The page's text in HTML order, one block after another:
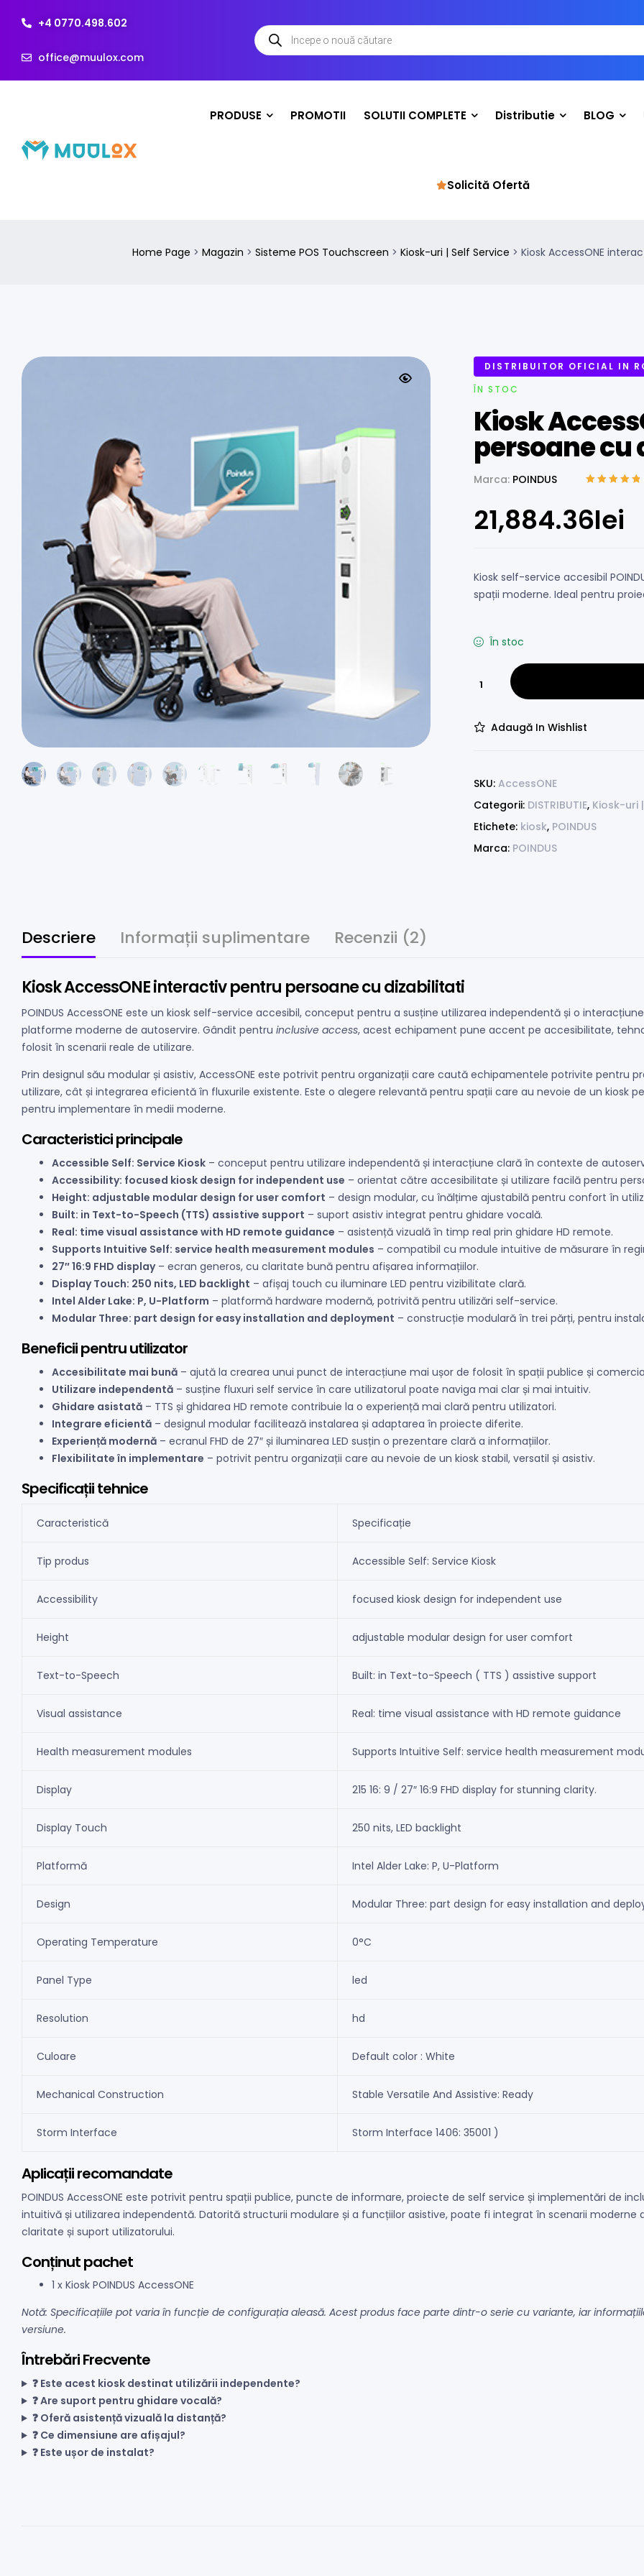
+4 0770.498.602
office@muulox.com
PRODUSE PROMOTII SOLUTII COMPLETE Distributie BLOG
Solicită Ofertă
Home Page > Magazin > Sisteme POS Touchscreen > Kiosk-uri | Self Service > Kiosk AccessONE
DISTRIBUITOR OFICIAL IN
ÎN STOC
Kiosk
persoane cu
Marca: POINDUS
unei singure
21,884.36lei
Kiosk self-service accesibil
spații moderne. Ideal pentru
În stoc
Adaugă In Wishlist
SKU:AccessONE
Categorii: DISTRIBUTIE, Kiosk-uri
Etichete: kiosk, POINDUS
Marca: POINDUS
Descriere Informații suplimentare Recenzii (2)
Kiosk AccessONE interactiv pentru persoane cu dizabilitati
POINDUS AccessONE este un kiosk self-service accesibil, conceput pentru a susține utilizarea independentă și o
platforme moderne de autoservire. Gândit pentru inclusive access, acest echipament pune accent pe accesibilitate,
folosit în scenarii reale de utilizare.
Prin designul său modular și asistiv, AccessONE este potrivit pentru organizații care caută echipamentele potrivite pentru
utilizare, cât și integrarea eficientă în fluxurile existente. Este o alegere relevantă pentru spații care au nevoie de un kiosk
pentru implementare în medii moderne.
Caracteristici principale
Accessible Self: Service Kiosk – conceput pentru utilizare independentă și interacțiune clară în contexte de
Accessibility: focused kiosk design for independent use – orientat către accesibilitate și utilizare facilă pentru
Height: adjustable modular design for user comfort – design modular, cu înălțime ajustabilă pentru confort în
Built: in Text-to-Speech (TTS) assistive support – suport asistiv integrat pentru ghidare vocală.
Real: time visual assistance with HD remote guidance – asistență vizuală în timp real prin ghidare HD remote.
Supports Intuitive Self: service health measurement modules – compatibil cu module intuitive de măsurare în
27″ 16:9 FHD display– ecran generos, cu claritate bună pentru afișarea informațiilor.
Display Touch: 250 nits, LED backlight – afișaj touch cu iluminare LED pentru vizibilitate clară.
Intel Alder Lake: P, U-Platform – platformă hardware modernă, potrivită pentru utilizări self-service.
Modular Three: part design for easy installation and deployment – construcție modulară în trei părți, pentru
Beneficii pentru utilizator
Accesibilitate mai bună – ajută la crearea unui punct de interacțiune mai ușor de folosit în spații publice și
Utilizare independentă – susține fluxuri self service în care utilizatorul poate naviga mai clar și mai intuitiv.
Ghidare asistată – TTS și ghidarea HD remote contribuie la o experiență mai clară pentru utilizatori.
Integrare eficientă – designul modular facilitează instalarea și adaptarea în proiecte diferite.
Experiență modernă – ecranul FHD de 27″ și iluminarea LED susțin o prezentare clară a informațiilor.
Flexibilitate în implementare – potrivit pentru organizații care au nevoie de un kiosk stabil, versatil și asistiv.
Specificații tehnice
Caracteristică Specificație
Tip produs Accessible Self: Service Kiosk
Accessibility focused kiosk design for independent use
Height adjustable modular design for user comfort
Text-to-Speech Built: in Text-to-Speech ( TTS ) assistive support
Visual assistance Real: time visual assistance with HD remote guidance
Health measurement modules Supports Intuitive Self: service health measurement
Display 215 16: 9 / 27″ 16:9 FHD display for stunning clarity.
Display Touch 250 nits, LED backlight
Platformă Intel Alder Lake: P, U-Platform
Design Modular Three: part design for easy installation and
Operating Temperature 0°C
Panel Type led
Resolution hd
Culoare Default color : White
Mechanical Construction Stable Versatile And Assistive: Ready
Storm Interface Storm Interface 1406: 35001 )
Aplicații recomandate
POINDUS AccessONE este potrivit pentru spații publice, puncte de informare, proiecte de self service și implementări de
intuitivă și utilizarea independentă. Datorită structurii modulare și a funcțiilor asistive, poate fi integrat în scenarii
claritate și suport utilizatorului.
Conținut pachet
1 x Kiosk POINDUS AccessONE
Notă: Specificațiile pot varia în funcție de configurația aleasă. Acest produs face parte dintr-o serie cu variante, iar
versiune.
Întrebări Frecvente
❓ Este acest kiosk destinat utilizării independente?
❓ Are suport pentru ghidare vocală?
❓ Oferă asistență vizuală la distanță?
❓ Ce dimensiune are afișajul?
❓ Este ușor de instalat?